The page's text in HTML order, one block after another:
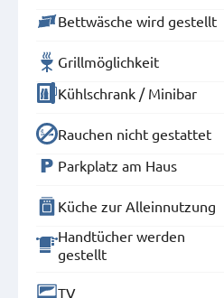
Bettwäsche wird gestellt
Grillmöglichkeit
Kühlschrank / Minibar
Rauchen nicht gestattet
Parkplatz am Haus
Küche zur Alleinnutzung
Handtücher werden
gestellt
TV